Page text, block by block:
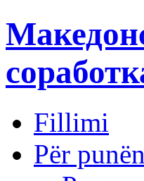
Fillimi
Për